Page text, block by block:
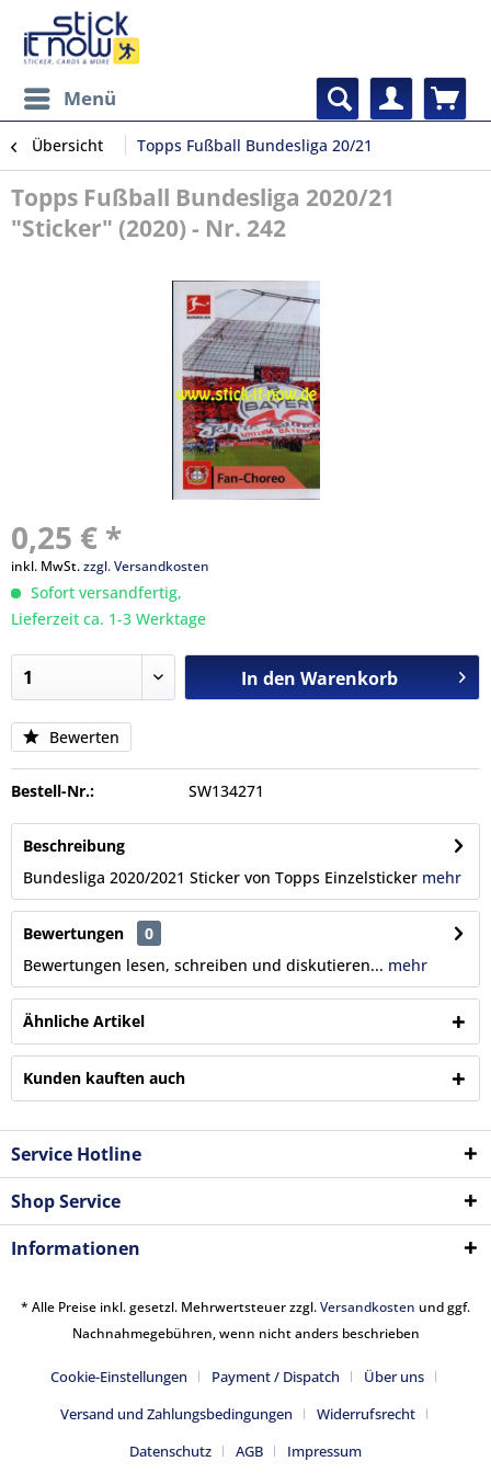
Menü
Übersicht Topps Fußball Bundesliga 20/21
Topps Fußball Bundesliga 2020/21
"Sticker" (2020) - Nr. 242
0,25 € *
inkl. MwSt.zzgl. Versandkosten
Sofort versandfertig,
Lieferzeit ca. 1-3 Werktage
In den Warenkorb
Bewerten
Bestell-Nr.: SW134271
Beschreibung
Bundesliga 2020/2021 Sticker von Topps Einzelsticker mehr
Bewertungen
0
Bewertungen lesen, schreiben und diskutieren... mehr
Ähnliche Artikel
Kunden kauften auch
Service Hotline
Shop Service
Informationen
* Alle Preise inkl. gesetzl. Mehrwertsteuer zzgl.Versandkosten und ggf.
Nachnahmegebühren, wenn nicht anders beschrieben
Cookie-Einstellungen Payment / Dispatch
Über uns
Versand und Zahlungsbedingungen
Widerrufsrecht
Datenschutz
AGB Impressum